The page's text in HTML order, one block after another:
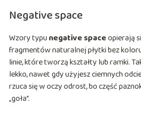
Negative space
Wzory typunegative spaceopierają
fragmentów naturalnej płytki bez
linie, które tworzą kształty lub ramki.
lekko, nawet gdy użyjesz ciemnych
rzuca się w oczy odrost, bo część
„goła”.